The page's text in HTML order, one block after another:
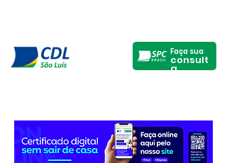
Faça sua
consult
a